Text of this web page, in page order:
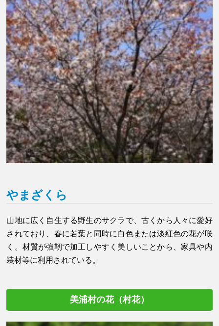
やまざくら
山地に広く自生する野生のサクラで、古くから人々に愛好
されており、春に若葉と同時に白色または淡紅色の花が咲
く。材質が強靭で加工しやすく美しいことから、家具や内
装材等に利用されている。
美浦村の花（村花）